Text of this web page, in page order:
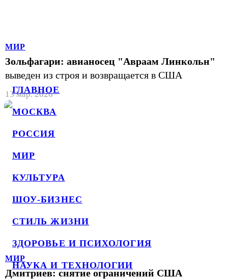
ГЛАВНОЕ
МОСКВА
РОССИЯ
МИР
КУЛЬТУРА
ШОУ-БИЗНЕС
СТИЛЬ ЖИЗНИ
ЗДОРОВЬЕ И ПСИХОЛОГИЯ
НАУКА И ТЕХНОЛОГИИ
МИР
Зольфагари: авианосец "Авраам Линкольн"
выведен из строя и возвращается в США
13 мар. 2026
МИР
Дмитриев: снятие ограничений США